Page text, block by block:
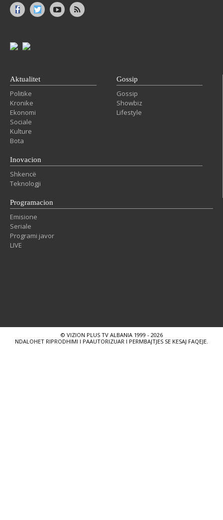
Aktualitet
Politike
Kronike
Ekonomi
Sociale
Kulture
Bota
Gossip
Gossip
Showbiz
Lifestyle
Inovacion
Shkencë
Teknologji
Programacion
Emisione
Seriale
Programi javor
LIVE
© VIZION PLUS TV ALBANIA 1999 - 2026
NDALOHET RIPRODHIMI I PAAUTORIZUAR I PERMBAJTJES SE KESAJ FAQEJE.